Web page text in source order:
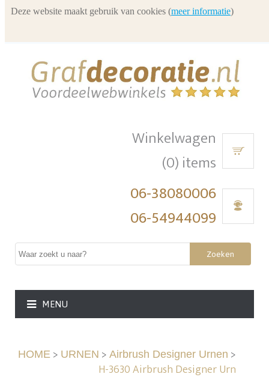
Winkelwagen
(0) items
06-38080006
06-54944099
Zoeken
MENU
HOME> URNEN > Airbrush Designer Urnen >
H-3630 Airbrush Designer Urn
Deze website maakt gebruik van cookies (meer informatie)